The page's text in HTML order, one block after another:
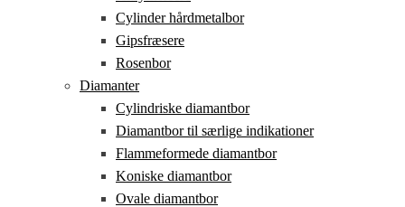
Cylinder hårdmetalbor
Gipsfræsere
Rosenbor
Diamanter
Cylindriske diamantbor
Diamantbor til særlige indikationer
Flammeformede diamantbor
Koniske diamantbor
Ovale diamantbor